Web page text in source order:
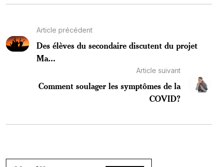
Article précédent
Des élèves du secondaire discutent du projet
Ma...
Article suivant
Comment soulager les symptômes de la
COVID?